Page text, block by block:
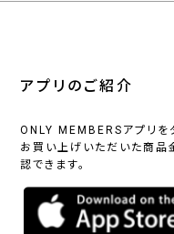
アプリのご紹介
ONLY MEMBERSアプリを
お買い上げいただいた商品
認できます。